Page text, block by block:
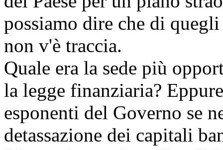
possiamo dire che di
non v'è traccia.
Quale era la sede più
la legge finanziaria?
esponenti del Governo se
detassazione dei capitali